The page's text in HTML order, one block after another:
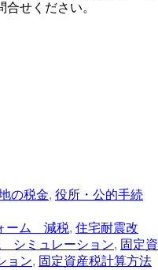
せください。
の税金, 役所・公的手続
ーム 減税, 住宅耐震改
シミュレーション, 固定資
ョン, 固定資産税計算方法